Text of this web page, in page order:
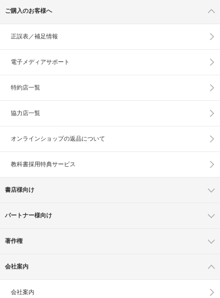
ご購入のお客様へ
正誤表／補足情報
電子メディアサポート
特約店一覧
協力店一覧
オンラインショップの返品について
教科書採用特典サービス
書店様向け
パートナー様向け
著作権
会社案内
会社案内